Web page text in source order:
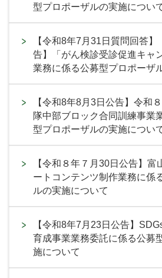
型プロポーザルの実施につい
【令和8年7月31日質問回答
告】「がん検診受診促進キャ
業務に係る公募型プロポーザ
【令和8年8月3日公告】令和
隊中部ブロック合同訓練事業
型プロポーザルの実施につい
【令和８年７月30日公告】富
ートコンテンツ制作業務に係
ルの実施について
【令和8年7月23日公告】
育成事業業務委託に係る公募
施について